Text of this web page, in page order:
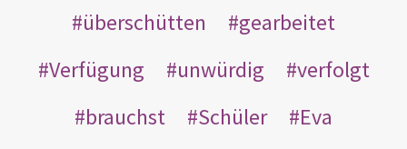
überschütten
gearbeitet
Verfügung
unwürdig
verfolgt
brauchst
Schüler
Eva